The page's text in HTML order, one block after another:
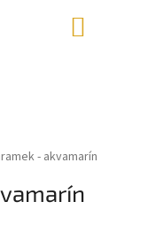
- akvamarín